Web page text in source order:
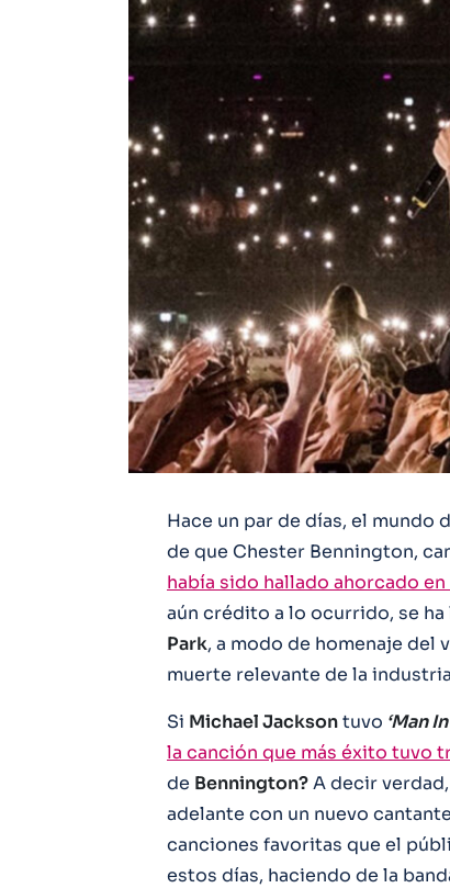
Hace un par de días, el mundo
de que Chester Bennington,
había sido hallado ahorcado
aún crédito a lo ocurrido, se
Park, a modo de homenaje del
muerte relevante de la
Si Michael Jacksontuvo ‘Man
la canción que más éxito tuvo
de Bennington?A decir
adelante con un nuevo
canciones favoritas que el
estos días, haciendo de la